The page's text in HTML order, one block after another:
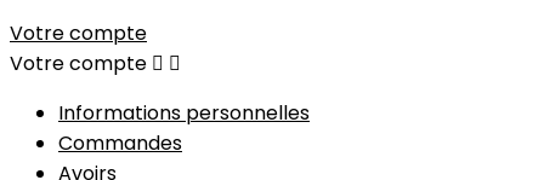
Votre compte
Votre compte  
Informations personnelles
Commandes
Avoirs